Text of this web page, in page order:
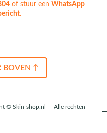
of stuur eenWhatsApp
.
BOVEN ↑
© Skin-shop.nl — Alle rechten